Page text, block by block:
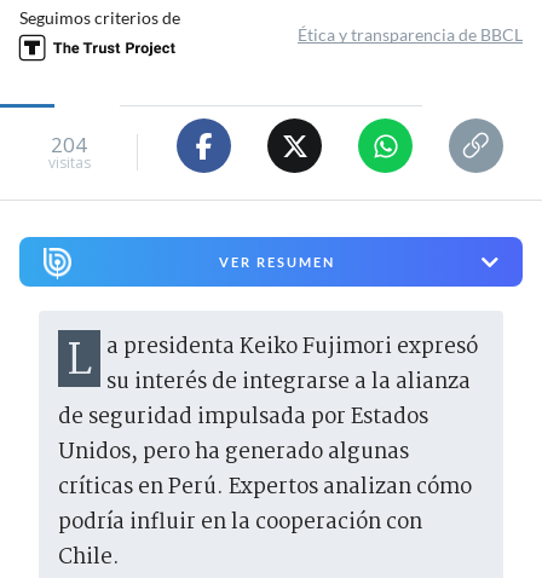
Seguimos criterios de
Ética y transparencia de BBCL
204
visitas
VER RESUMEN
La presidenta Keiko Fujimori expresó su interés de integrarse a la alianza
de seguridad impulsada por Estados
Unidos, pero ha generado algunas
críticas en Perú. Expertos analizan cómo
podría influir en la cooperación con
Chile.